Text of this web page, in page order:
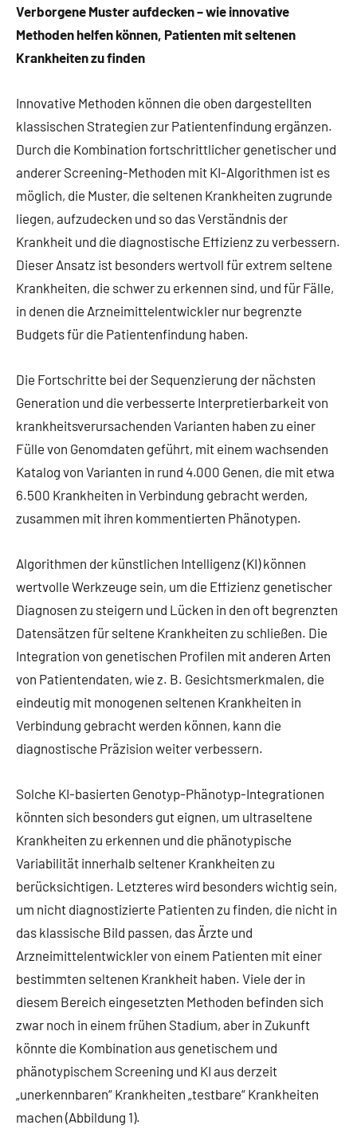
Verborgene Muster aufdecken – wie innovative
Methoden helfen können, Patienten mit seltenen
Krankheiten zu finden
Innovative Methoden können die oben dargestellten
klassischen Strategien zur Patientenfindung ergänzen.
Durch die Kombination fortschrittlicher genetischer und
anderer Screening-Methoden mit KI-Algorithmen ist es
möglich, die Muster, die seltenen Krankheiten zugrunde
liegen, aufzudecken und so das Verständnis der
Krankheit und die diagnostische Effizienz zu verbessern.
Dieser Ansatz ist besonders wertvoll für extrem seltene
Krankheiten, die schwer zu erkennen sind, und für Fälle,
in denen die Arzneimittelentwickler nur begrenzte
Budgets für die Patientenfindung haben.
Die Fortschritte bei der Sequenzierung der nächsten
Generation und die verbesserte Interpretierbarkeit von
krankheitsverursachenden Varianten haben zu einer
Fülle von Genomdaten geführt, mit einem wachsenden
Katalog von Varianten in rund 4.000 Genen, die mit etwa
6.500 Krankheiten in Verbindung gebracht werden,
zusammen mit ihren kommentierten Phänotypen.
Algorithmen der künstlichen Intelligenz (KI) können
wertvolle Werkzeuge sein, um die Effizienz genetischer
Diagnosen zu steigern und Lücken in den oft begrenzten
Datensätzen für seltene Krankheiten zu schließen. Die
Integration von genetischen Profilen mit anderen Arten
von Patientendaten, wie z. B. Gesichtsmerkmalen, die
eindeutig mit monogenen seltenen Krankheiten in
Verbindung gebracht werden können, kann die
diagnostische Präzision weiter verbessern.
Solche KI-basierten Genotyp-Phänotyp-Integrationen
könnten sich besonders gut eignen, um ultraseltene
Krankheiten zu erkennen und die phänotypische
Variabilität innerhalb seltener Krankheiten zu
berücksichtigen. Letzteres wird besonders wichtig sein,
um nicht diagnostizierte Patienten zu finden, die nicht in
das klassische Bild passen, das Ärzte und
Arzneimittelentwickler von einem Patienten mit einer
bestimmten seltenen Krankheit haben. Viele der in
diesem Bereich eingesetzten Methoden befinden sich
zwar noch in einem frühen Stadium, aber in Zukunft
könnte die Kombination aus genetischem und
phänotypischem Screening und KI aus derzeit
„unerkennbaren“ Krankheiten „testbare“ Krankheiten
machen (Abbildung 1).